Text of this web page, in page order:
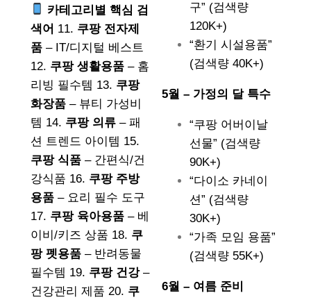
카테고리별 핵심 검
색어 11. 쿠팡 전자제
품 – IT/디지털 베스트
12. 쿠팡 생활용품 – 홈
리빙 필수템 13. 쿠팡
화장품 – 뷰티 가성비
템 14. 쿠팡 의류 – 패
션 트렌드 아이템 15.
쿠팡 식품 – 간편식/건
강식품 16. 쿠팡 주방
용품 – 요리 필수 도구
17. 쿠팡 육아용품 – 베
이비/키즈 상품 18. 쿠
팡 펫용품 – 반려동물
필수템 19. 쿠팡 건강–
건강관리 제품 20. 쿠
구” (검색량
120K+)
“환기 시설용품”
(검색량 40K+)
5월 – 가정의 달 특수
“쿠팡 어버이날
선물” (검색량
90K+)
“다이소 카네이
션” (검색량
30K+)
“가족 모임 용품”
(검색량 55K+)
6월 – 여름 준비